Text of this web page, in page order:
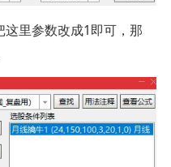
里参数改成1即可，那